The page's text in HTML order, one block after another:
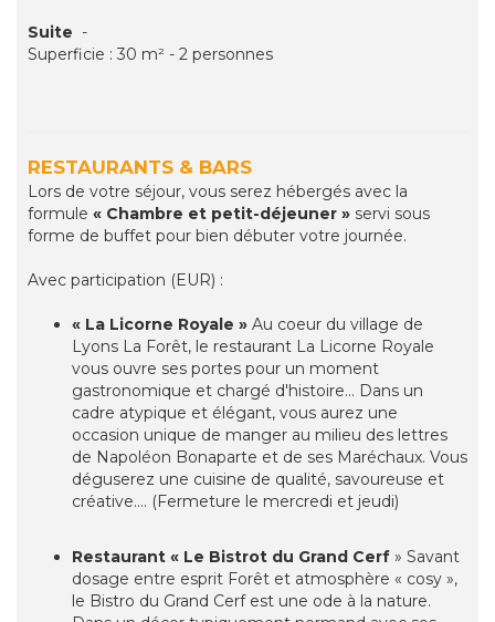
Suite -
Superficie : 30 m² - 2 personnes
RESTAURANTS & BARS
Lors de votre séjour, vous serez hébergés avec la
formule « Chambre et petit-déjeuner » servi sous
forme de buffet pour bien débuter votre journée.
Avec participation (EUR) :
« La Licorne Royale » Au coeur du village de
Lyons La Forêt, le restaurant La Licorne Royale
vous ouvre ses portes pour un moment
gastronomique et chargé d'histoire... Dans un
cadre atypique et élégant, vous aurez une
occasion unique de manger au milieu des lettres
de Napoléon Bonaparte et de ses Maréchaux. Vous
déguserez une cuisine de qualité, savoureuse et
créative.... (Fermeture le mercredi et jeudi)
Restaurant « Le Bistrot du Grand Cerf » Savant
dosage entre esprit Forêt et atmosphère « cosy »,
le Bistro du Grand Cerf est une ode à la nature.